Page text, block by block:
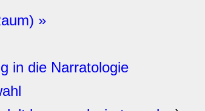
»
in die Narratologie